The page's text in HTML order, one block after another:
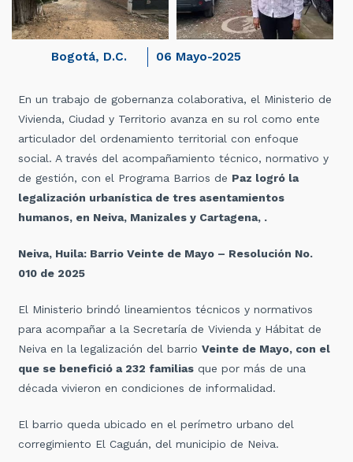
Bogotá, D.C. 06 Mayo-2025
En un trabajo de gobernanza colaborativa, el Ministerio de
Vivienda, Ciudad y Territorio avanza en su rol como ente
articulador del ordenamiento territorial con enfoque
social. A través del acompañamiento técnico, normativo y
de gestión, con el Programa Barrios de Paz logró la
legalización urbanística de tres asentamientos
humanos, en Neiva, Manizales y Cartagena, .
Neiva, Huila: Barrio Veinte de Mayo – Resolución No.
010 de 2025
El Ministerio brindó lineamientos técnicos y normativos
para acompañar a la Secretaría de Vivienda y Hábitat de
Neiva en la legalización del barrioVeinte de Mayo, con el
que se benefició a 232 familias que por más de una
década vivieron en condiciones de informalidad.
El barrio queda ubicado en el perímetro urbano del
corregimiento El Caguán, del municipio de Neiva.